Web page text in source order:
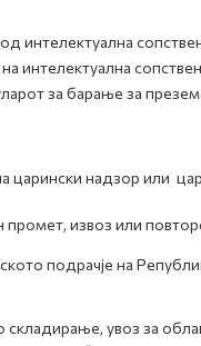
интелектуална
интелектуална
за барање за
царински надзор или
извоз или
подрачје на
складирање, увоз за